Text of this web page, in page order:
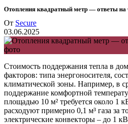
Отопления квадратный метр — ответы на
От Secure
03.06.2025
Стоимость поддержания тепла в
факторов: типа энергоносителя,
климатической зоны. Например, в
поддержание комфортной
площадью 10 м² требуется около 1
расходуют примерно 0,1 м³ газа за
электрические конвекторы – до 1